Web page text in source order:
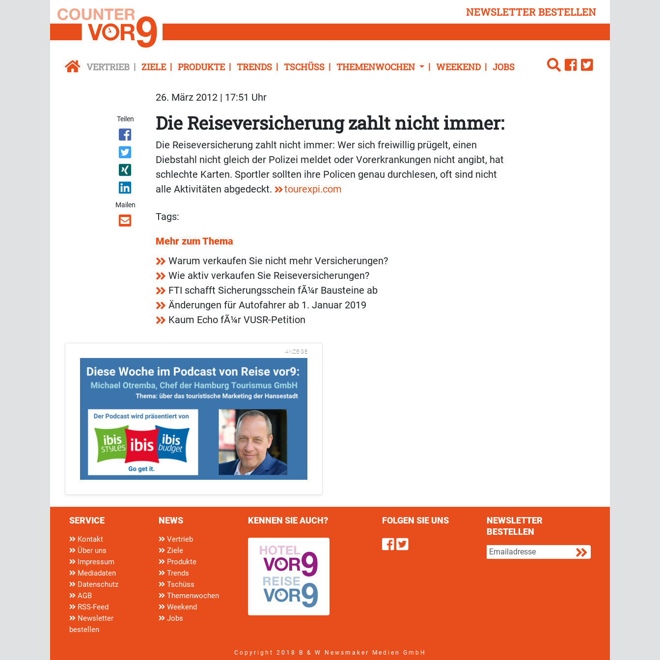
NEWSLETTER BESTELLEN
VERTRIEB ZIELE PRODUKTE TRENDS TSCHÜSS THEMENWOCHEN WEEKEND JOBS
26. März 2012 | 17:51 Uhr
Teilen
Mailen
Die Reiseversicherung zahlt nicht immer:
Die Reiseversicherung zahlt nicht immer: Wer sich freiwillig prügelt, einen
Diebstahl nicht gleich der Polizei meldet oder Vorerkrankungen nicht angibt, hat
schlechte Karten. Sportler sollten ihre Policen genau durchlesen, oft sind nicht
alle Aktivitäten abgedeckt.
tourexpi.com
Tags:
Mehr zum Thema
Warum verkaufen Sie nicht mehr Versicherungen?
Wie aktiv verkaufen Sie Reiseversicherungen?
FTI schafft Sicherungsschein fÃ¼r Bausteine ab
Änderungen für Autofahrer ab 1. Januar 2019
Kaum Echo fÃ¼r VUSR-Petition
ANZEIGE
SERVICE
Kontakt
Über uns
Impressum
Mediadaten
Datenschutz
AGB
RSS-Feed
Newsletter
bestellen
NEWS
Vertrieb
Ziele
Produkte
Trends
Tschüss
Themenwochen
Weekend
Jobs
KENNEN SIE AUCH? FOLGEN SIE UNS
Find us on Facebook
Follow us on Twitter
NEWSLETTER
BESTELLEN
Copyright 2018 B & W Newsmaker Medien GmbH